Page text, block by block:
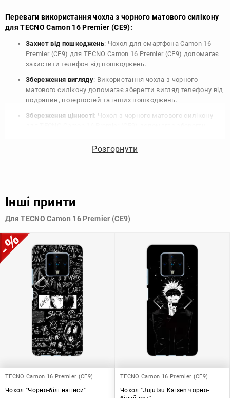
Переваги використання чохла з чорного матового силікону
для TECNO Camon 16 Premier (CE9):
Захист від пошкоджень: Чохол для смартфона Camon 16
Premier (CE9) для TECNO Camon 16 Premier (CE9) допомагає
захистити телефон від пошкоджень.
Збереження вигляду: Використання чохла з чорного
матового силікону допомагає зберегти вигляд телефону від
подряпин, потертостей та інших пошкоджень.
Збереження цінності: Чохол з чорного матового силікону
людей, які планують продати свій пристрій в майбутньому.
Узагалі, чохол для телефону - це дуже корисний аксесуар, який
допомагає захистити ваш пристрій, зберегти його цінність і
Розгорнути
Інші принти
Для TECNO Camon 16 Premier (CE9)
TECNO Camon 16 Premier (CE9)
Чохол "Чорно-білі написи"
TECNO Camon 16 Premier (CE9)
Чохол "Jujutsu Kaisen чорно-